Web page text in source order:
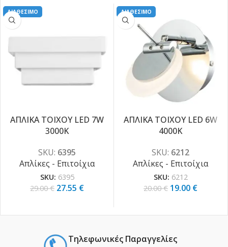
ΔΙΑΘΕΣΙΜΟ
ΑΠΛΙΚΑ ΤΟΙΧΟΥ LED 7W
3000K
SKU: 6395
Απλίκες - Επιτοίχια
SKU: 6395
29.00€ 27.55 €
ΔΙΑΘΕΣΙΜΟ
ΑΠΛΙΚΑ ΤΟΙΧΟΥ LED 6W
4000K
SKU: 6212
Απλίκες - Επιτοίχια
SKU: 6212
20.00€ 19.00 €
Τηλεφωνικές Παραγγελίες